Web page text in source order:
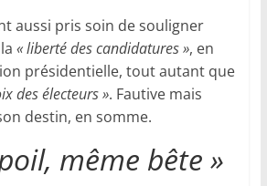
aussi pris soin de souligner
« liberté des candidatures », en
présidentielle, tout autant que
des électeurs ». Fautive mais
destin, en somme.
même bête »